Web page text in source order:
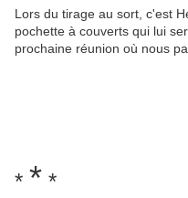
Lors du tirage au sort, c'est
pochette à couverts qui lui
prochaine réunion où nous
* * *